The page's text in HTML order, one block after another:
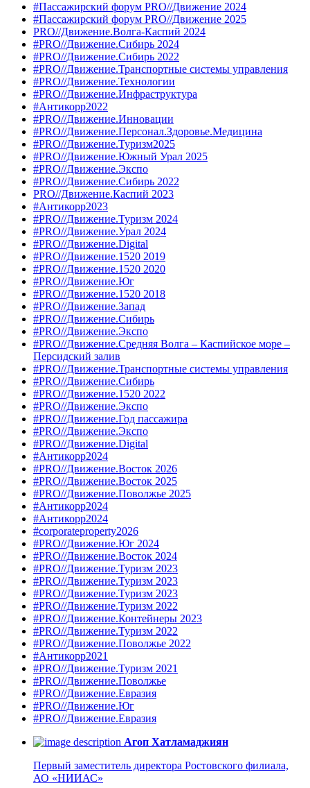
#Пассажирский форум PRO//Движение 2024
#Пассажирский форум PRO//Движение 2025
PRO//Движение.Волга-Каспий 2024
#PRO//Движение.Сибирь 2024
#PRO//Движение.Сибирь 2022
#PRO//Движение.Транспортные системы управления
#PRO//Движение.Технологии
#PRO//Движение.Инфраструктура
#Антикорр2022
#PRO//Движение.Инновации
#PRO//Движение.Персонал.Здоровье.Медицина
#PRO//Движение.Туризм2025
#PRO//Движение.Южный Урал 2025
#PRO//Движение.Экспо
#PRO//Движение.Сибирь 2022
PRO//Движение.Каспий 2023
#Антикорр2023
#PRO//Движение.Туризм 2024
#PRO//Движение.Урал 2024
#PRO//Движение.Digital
#PRO//Движение.1520 2019
#PRO//Движение.1520 2020
#PRO//Движение.Юг
#PRO//Движение.1520 2018
#PRO//Движение.Запад
#PRO//Движение.Сибирь
#PRO//Движение.Экспо
#PRO//Движение.Средняя Волга – Каспийское море –
Персидский залив
#PRO//Движение.Транспортные системы управления
#PRO//Движение.Сибирь
#PRO//Движение.1520 2022
#PRO//Движение.Экспо
#PRO//Движение.Год пассажира
#PRO//Движение.Экспо
#PRO//Движение.Digital
#Антикорр2024
#PRO//Движение.Восток 2026
#PRO//Движение.Восток 2025
#PRO//Движение.Поволжье 2025
#Антикорр2024
#Антикорр2024
#corporateproperty2026
#PRO//Движение.Юг 2024
#PRO//Движение.Восток 2024
#PRO//Движение.Туризм 2023
#PRO//Движение.Туризм 2023
#PRO//Движение.Туризм 2023
#PRO//Движение.Туризм 2022
#PRO//Движение.Контейнеры 2023
#PRO//Движение.Туризм 2022
#PRO//Движение.Поволжье 2022
#Антикорр2021
#PRO//Движение.Туризм 2021
#PRO//Движение.Поволжье
#PRO//Движение.Евразия
#PRO//Движение.Юг
#PRO//Движение.Евразия
Агоп Хатламаджиян
Первый заместитель директора Ростовского филиала,
АО «НИИАС»